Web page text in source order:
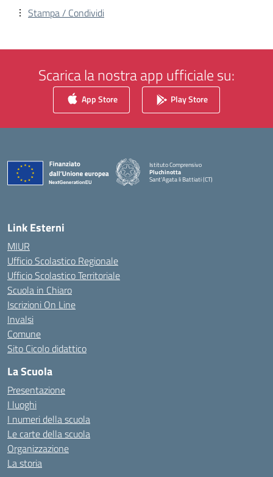
Stampa / Condividi
Scarica la nostra app ufficiale su:
App Store Play Store
Istituto Comprensivo
Pluchinotta
Sant'Agata li Battiati (CT)
— Visita la pagina iniziale della scuola
Link Esterni
MIUR
Ufficio Scolastico Regionale
Ufficio Scolastico Territoriale
Scuola in Chiaro
Iscrizioni On Line
Invalsi
Comune
Sito Cicolo didattico
La Scuola
Presentazione
I luoghi
I numeri della scuola
Le carte della scuola
Organizzazione
La storia